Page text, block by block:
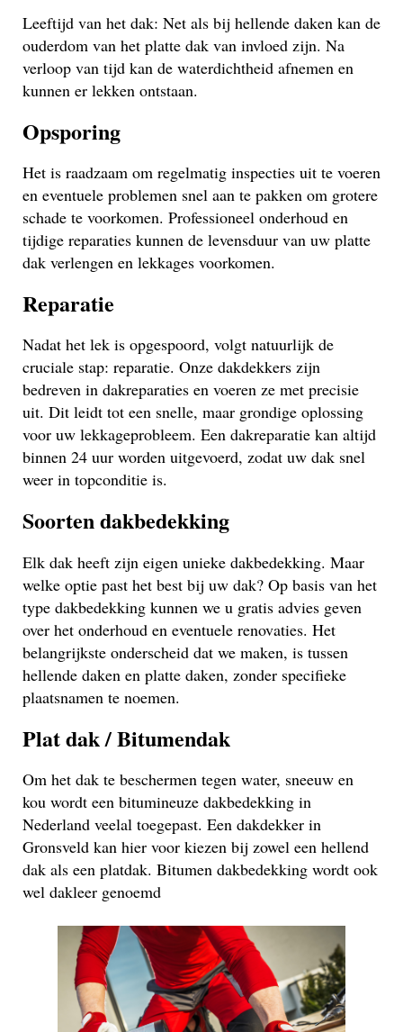
Leeftijd van het dak: Net als bij hellende daken kan de
ouderdom van het platte dak van invloed zijn. Na
verloop van tijd kan de waterdichtheid afnemen en
kunnen er lekken ontstaan.
Opsporing
Het is raadzaam om regelmatig inspecties uit te voeren
en eventuele problemen snel aan te pakken om grotere
schade te voorkomen. Professioneel onderhoud en
tijdige reparaties kunnen de levensduur van uw platte
dak verlengen en lekkages voorkomen.
Reparatie
Nadat het lek is opgespoord, volgt natuurlijk de
cruciale stap: reparatie. Onze dakdekkers zijn
bedreven in dakreparaties en voeren ze met precisie
uit. Dit leidt tot een snelle, maar grondige oplossing
voor uw lekkageprobleem. Een dakreparatie kan altijd
binnen 24 uur worden uitgevoerd, zodat uw dak snel
weer in topconditie is.
Soorten dakbedekking
Elk dak heeft zijn eigen unieke dakbedekking. Maar
welke optie past het best bij uw dak? Op basis van het
type dakbedekking kunnen we u gratis advies geven
over het onderhoud en eventuele renovaties. Het
belangrijkste onderscheid dat we maken, is tussen
hellende daken en platte daken, zonder specifieke
plaatsnamen te noemen.
Plat dak / Bitumendak
Om het dak te beschermen tegen water, sneeuw en
kou wordt een bitumineuze dakbedekking in
Nederland veelal toegepast. Een dakdekker in
Gronsveld kan hier voor kiezen bij zowel een hellend
dak als een platdak. Bitumen dakbedekking wordt ook
wel dakleer genoemd